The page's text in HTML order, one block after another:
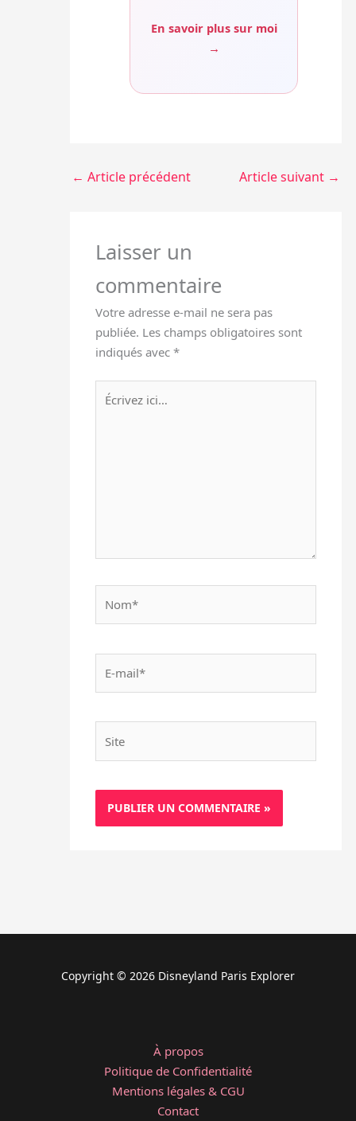
En savoir plus sur moi
→
← Article précédent Article suivant →
Laisser un
commentaire
Votre adresse e-mail ne sera pas
publiée. Les champs obligatoires sont
indiqués avec*
Écrivez
ici…
mail*
Copyright © 2026 Disneyland Paris Explorer
À propos
Politique de Confidentialité
Mentions légales & CGU
Contact